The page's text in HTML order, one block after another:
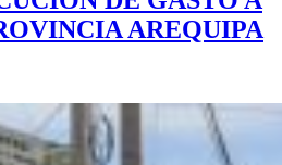
AREQUIPA